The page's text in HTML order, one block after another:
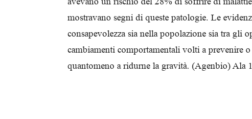
mostravano segni di queste patologie. Le
consapevolezza sia nella popolazione sia tra gli
cambiamenti comportamentali volti a prevenire
quantomeno a ridurne la gravità. (Agenbio) Ala